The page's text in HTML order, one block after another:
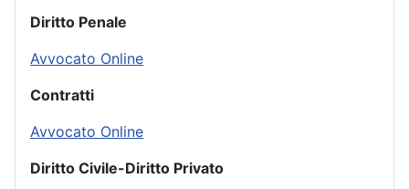
Diritto Penale
Avvocato Online
Contratti
Avvocato Online
Diritto Civile-Diritto Privato